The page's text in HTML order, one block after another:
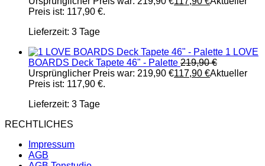
Preis ist: 117,90 €.
Lieferzeit: 3 Tage
1 LOVE
BOARDS Deck Tapete 46" - Palette 219,90€
Ursprünglicher Preis war: 219,90 €117,90 €Aktueller
Preis ist: 117,90 €.
Lieferzeit: 3 Tage
RECHTLICHES
Impressum
AGB